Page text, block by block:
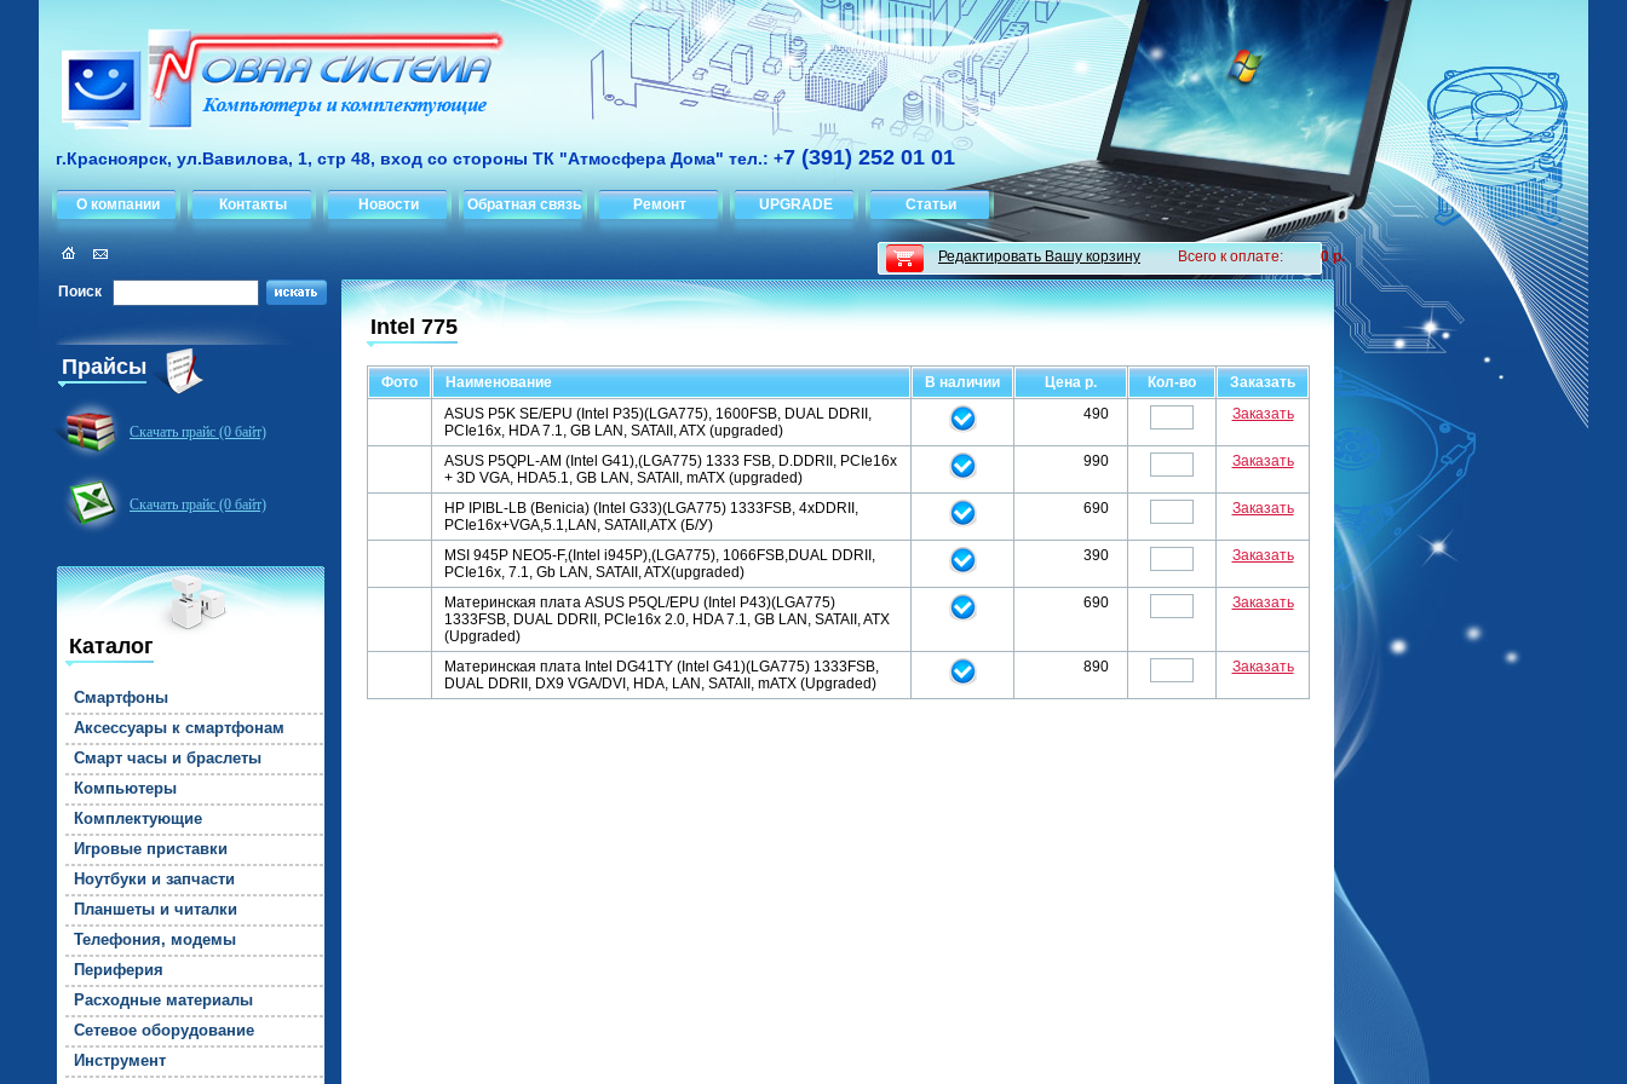
г.Красноярск, ул.Вавилова, 1, стр 48, вход со стороны ТК "Атмосфера Дома" тел.: +7 (391) 252 01 01
О компании Контакты Новости Обратная связь Ремонт UPGRADE Статьи
Поиск
Прайсы
Скачать прайс (0 байт)
Скачать прайс (0 байт)
Каталог
Смарт­фо­ны
Ак­сессу­ары к смарт­фо­нам
Смарт ча­сы и брас­ле­ты
Компь­юте­ры
Комп­лек­ту­ющие
Иг­ро­вые прис­тавки
Но­ут­бу­ки и зап­части
План­ше­ты и чи­тал­ки
Те­лефо­ния, мо­демы
Пе­рифе­рия
Рас­ходные ма­тери­алы
Се­тевое обо­рудо­вание
Инс­тру­мент
Редактировать Вашу корзину Всего к оплате: 0 р.
Intel 775
Фото Наименование В наличии Цена р. Кол-во
Заказать
ASUS P5K SE/EPU (Intel P35)(LGA775), 1600FSB, DUAL DDRII,
PCIe16x, HDA 7.1, GB LAN, SATAII, ATX (upgraded)
490 Заказать
ASUS P5QPL-AM (Intel G41),(LGA775) 1333 FSB, D.DDRII, PCIe16x
+ 3D VGA, HDA5.1, GB LAN, SATAII, mATX (upgraded)
990 Заказать
HP IPIBL-LB (Benicia) (Intel G33)(LGA775) 1333FSB, 4xDDRII,
PCIe16x+VGA,5.1,LAN, SATAII,ATX (Б/У)
690 Заказать
MSI 945P NEO5-F,(Intel i945P),(LGA775), 1066FSB,DUAL DDRII,
PCIe16x, 7.1, Gb LAN, SATAII, ATX(upgraded)
390 Заказать
Материнская плата ASUS P5QL/EPU (Intel P43)(LGA775)
1333FSB, DUAL DDRII, PCIe16x 2.0, HDA 7.1, GB LAN, SATAII, ATX
(Upgraded)
690 Заказать
Материнская плата Intel DG41TY (Intel G41)(LGA775) 1333FSB,
DUAL DDRII, DX9 VGA/DVI, HDA, LAN, SATAII, mATX (Upgraded)
890 Заказать